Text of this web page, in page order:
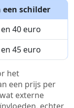
een schilder
40 euro
45 euro
het
een prijs per
externe